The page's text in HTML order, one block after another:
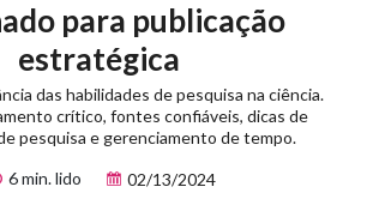
para publicação
estratégica
das habilidades de pesquisa na ciência.
crítico, fontes confiáveis, dicas de
pesquisa e gerenciamento de tempo.
6 min. lido
02/13/2024